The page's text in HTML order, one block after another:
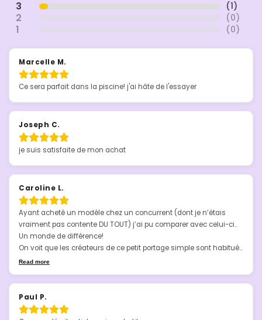
3 (1)
2 (0)
1 (0)
Marcelle M.
Ce sera parfait dans la piscine! j'ai hâte de l'essayer
Joseph C.
je suis satisfaite de mon achat
Caroline L.
Ayant acheté un modèle chez un concurrent (dont je n’étais
vraiment pas contente DU TOUT) j’ai pu comparer avec celui-ci..
Un monde de différence!
On voit que les créateurs de ce petit portage simple sont habitués
à ce qu’ils font et ont réfléchi l’écharpe pour qu’elle soit adaptée à
Pas de points de pression mal placés pour bébé, facile
d’utilisation, adaptable!
Elle est parfaite, je vais la prendre en couleur pour pouvoir jongler
Read more
Paul P.